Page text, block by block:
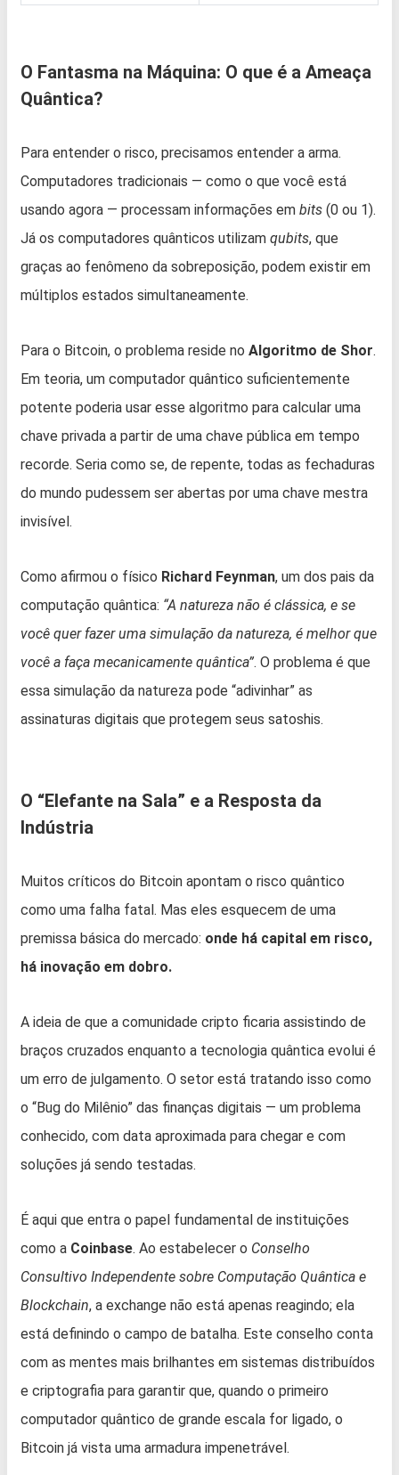
O Fantasma na Máquina: O que é a Ameaça
Quântica?
Para entender o risco, precisamos entender a arma.
Computadores tradicionais — como o que você está
usando agora — processam informações em bits (0 ou 1).
Já os computadores quânticos utilizam qubits, que
graças ao fenômeno da sobreposição, podem existir em
múltiplos estados simultaneamente.
Para o Bitcoin, o problema reside no Algoritmo de Shor.
Em teoria, um computador quântico suficientemente
potente poderia usar esse algoritmo para calcular uma
chave privada a partir de uma chave pública em tempo
recorde. Seria como se, de repente, todas as fechaduras
do mundo pudessem ser abertas por uma chave mestra
invisível.
Como afirmou o físico Richard Feynman, um dos pais da
computação quântica: “A natureza não é clássica, e se
você quer fazer uma simulação da natureza, é melhor que
você a faça mecanicamente quântica”. O problema é que
essa simulação da natureza pode “adivinhar” as
assinaturas digitais que protegem seus satoshis.
O “Elefante na Sala” e a Resposta da
Indústria
Muitos críticos do Bitcoin apontam o risco quântico
como uma falha fatal. Mas eles esquecem de uma
premissa básica do mercado: onde há capital em risco,
há inovação em dobro.
A ideia de que a comunidade cripto ficaria assistindo de
braços cruzados enquanto a tecnologia quântica evolui é
um erro de julgamento. O setor está tratando isso como
o “Bug do Milênio” das finanças digitais — um problema
conhecido, com data aproximada para chegar e com
soluções já sendo testadas.
É aqui que entra o papel fundamental de instituições
como a Coinbase. Ao estabelecer o Conselho
Consultivo Independente sobre Computação Quântica e
Blockchain, a exchange não está apenas reagindo; ela
está definindo o campo de batalha. Este conselho conta
com as mentes mais brilhantes em sistemas distribuídos
e criptografia para garantir que, quando o primeiro
computador quântico de grande escala for ligado, o
Bitcoin já vista uma armadura impenetrável.